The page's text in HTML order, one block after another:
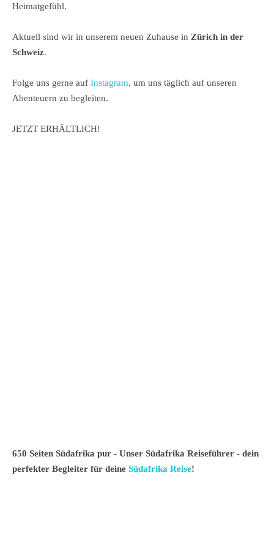
Heimatgefühl.
Aktuell sind wir in unserem neuen Zuhause in Zürich in der
Schweiz.
Folge uns gerne auf Instagram, um uns täglich auf unseren
Abenteuern zu begleiten.
JETZT ERHÄLTLICH!
650 Seiten Südafrika pur - Unser Südafrika Reiseführer - dein
perfekter Begleiter für deine Südafrika Reise!